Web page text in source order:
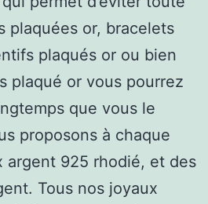
plaquées or, bracelets
plaqués or ou bien
plaqué or vous pourrez
que vous le
proposons à chaque
argent 925 rhodié, et des
Tous nos joyaux